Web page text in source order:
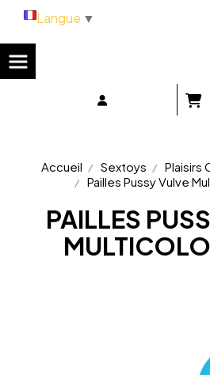
Accueil Sextoys Plaisirs
Pailles Pussy Vulve
PAILLES
Langue ▼